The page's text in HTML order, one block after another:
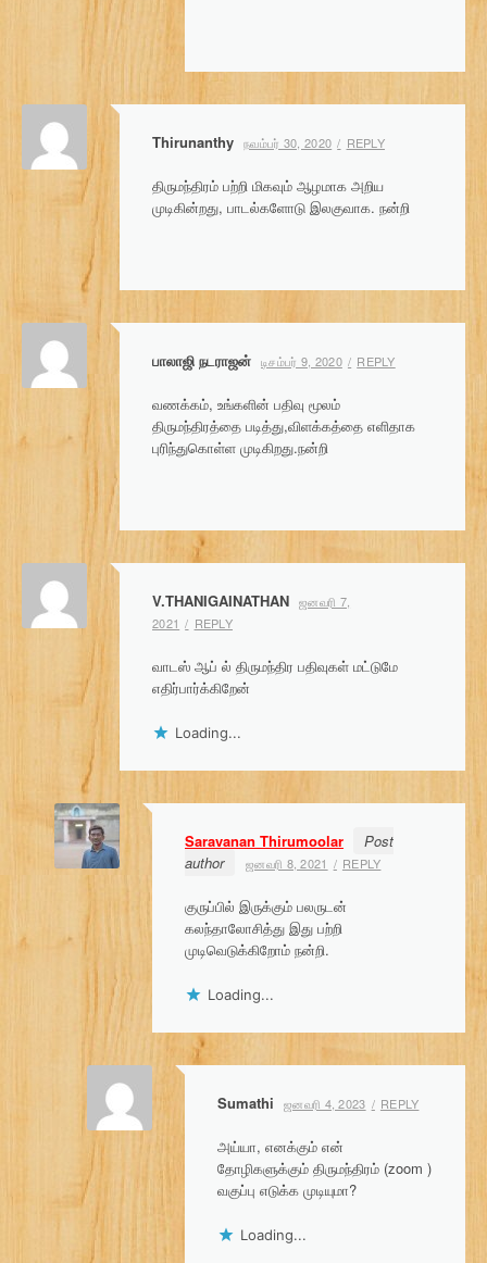
Thirunanthy நவம்பர் 30, 2020 REPLY
திருமந்திரம் பற்றி மிகவும் ஆழமாக அறிய
முடிகின்றது, பாடல்களோடு இலகுவாக. நன்றி
பாலாஜி நடராஜன் டிசம்பர் 9, 2020 REPLY
வணக்கம், உங்களின் பதிவு மூலம்
திருமந்திரத்தை படித்து,விளக்கத்தை எளிதாக
புரிந்துகொள்ள முடிகிறது.நன்றி
V.THANIGAINATHAN ஜனவரி 7,
2021
REPLY
வாடஸ் ஆப் ல் திருமந்திர பதிவுகள் மட்டுமே
எதிர்பார்க்கிறேன்
Loading...
Saravanan Thirumoolar
Post
author
ஜனவரி 8, 2021 REPLY
குருப்பில் இருக்கும் பலருடன்
கலந்தாலோசித்து இது பற்றி
முடிவெடுக்கிறோம் நன்றி.
Loading...
Sumathi ஜனவரி 4, 2023 REPLY
அய்யா, எனக்கும் என்
தோழிகளுக்கும் திருமந்திரம் (zoom )
வகுப்பு எடுக்க முடியுமா?
Loading...